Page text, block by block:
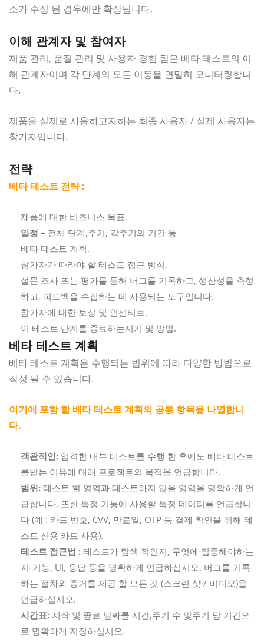
소가 수정 된 경우에만 확장됩니다.
이해 관계자 및 참여자
제품 관리, 품질 관리 및 사용자 경험 팀은 베타 테스트의 이
해 관계자이며 각 단계의 모든 이동을 면밀히 모니터링합니
다.
제품을 실제로 사용하고자하는 최종 사용자 / 실제 사용자는
참가자입니다.
전략
베타 테스트 전략 :
제품에 대한 비즈니스 목표.
일정 – 전체 단계,주기, 각주기의 기간 등
베타 테스트 계획.
참가자가 따라야 할 테스트 접근 방식.
설문 조사 또는 평가를 통해 버그를 기록하고, 생산성을 측정
하고, 피드백을 수집하는 데 사용되는 도구입니다.
참가자에 대한 보상 및 인센티브.
이 테스트 단계를 종료하는시기 및 방법.
베타 테스트 계획
베타 테스트 계획은 수행되는 범위에 따라 다양한 방법으로
작성 될 수 있습니다.
여기에 포함 할 베타 테스트 계획의 공통 항목을 나열합니
다.
객관적인: 엄격한 내부 테스트를 수행 한 후에도 베타 테스트
를받는 이유에 대해 프로젝트의 목적을 언급합니다.
범위: 테스트 할 영역과 테스트하지 않을 영역을 명확하게 언
급합니다. 또한 특정 기능에 사용할 특정 데이터를 언급합니
다 (예 : 카드 번호, CVV, 만료일, OTP 등 결제 확인을 위해 테
스트 신용 카드 사용).
테스트 접근법 : 테스트가 탐색 적인지, 무엇에 집중해야하는
지-기능, UI, 응답 등을 명확하게 언급하십시오. 버그를 기록
하는 절차와 증거를 제공 할 모든 것 (스크린 샷 / 비디오)을
언급하십시오.
시간표: 시작 및 종료 날짜를 시간,주기 수 및주기 당 기간으
로 명확하게 지정하십시오.